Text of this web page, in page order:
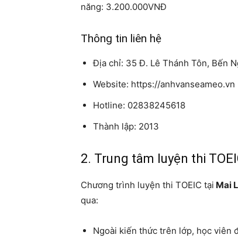
năng: 3.200.000VNĐ
Thông tin liên hệ
Địa chỉ: 35 Đ. Lê Thánh Tôn, Bến
Website: https://anhvanseameo.vn
Hotline: 02838245618
Thành lập: 2013
2. Trung tâm luyện thi
Chương trình luyện thi TOEIC tại Mai
qua:
Ngoài kiến thức trên lớp, học viên